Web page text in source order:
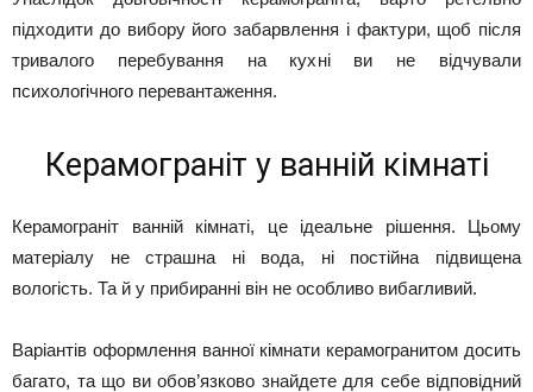
підходити до вибору його забарвлення і фактури, щоб після
тривалого перебування на кухні ви не відчували
психологічного перевантаження.
Керамограніт у ванній кімнаті
Керамограніт ванній кімнаті, це ідеальне рішення. Цьому
матеріалу не страшна ні вода, ні постійна підвищена
вологість. Та й у прибиранні він не особливо вибагливий.
Варіантів оформлення ванної кімнати керамогранитом досить
багато, та що ви обов’язково знайдете для себе відповідний